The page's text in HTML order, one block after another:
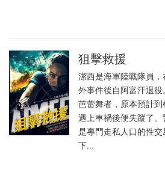
狙擊救援
潔西是海軍陸戰隊員
外事件後自阿富汗退
芭蕾舞者，原本預計
遇上車禍後便失蹤了
是專門走私人口的性
下...